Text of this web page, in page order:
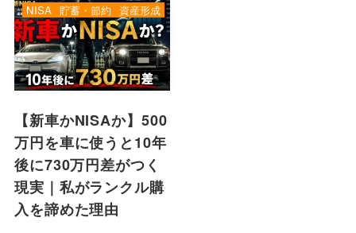
【新車かNISAか】500
万円を車に使うと10年
後に730万円差がつく
現実｜私がランクル購
入を諦めた理由
NISA 貯蓄・節約 資産形成